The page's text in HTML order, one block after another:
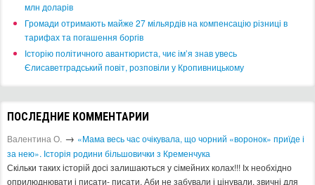
млн доларів
​Громади отримають майже 27 мільярдів на компенсацію різниці в
тарифах та погашення боргів
Історію політичного авантюриста, чиє ім’я знав увесь
Єлисаветградський повіт, розповіли у Кропивницькому
ПОСЛЕДНИЕ КОММЕНТАРИИ
Валентина О. → «Мама весь час очікувала, що чорний «воронок» приїде і
за нею». Історія родини більшовички з Кременчука
Скільки таких історій досі залишаються у сімейних колах!!! Іх необхідно
оприлюднювати і писати- писати. Аби не забували і цінували, звичні для